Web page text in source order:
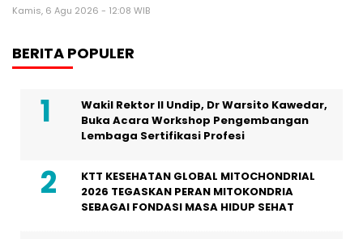
Kamis, 6 Agu 2026 - 12:08 WIB
BERITA POPULER
Wakil Rektor II Undip, Dr Warsito Kawedar,
Buka Acara Workshop Pengembangan
Lembaga Sertifikasi Profesi
KTT KESEHATAN GLOBAL MITOCHONDRIAL
2026 TEGASKAN PERAN MITOKONDRIA
SEBAGAI FONDASI MASA HIDUP SEHAT